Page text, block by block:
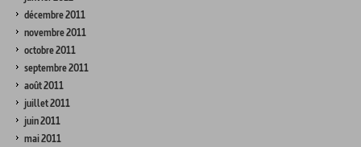
décembre 2011
novembre 2011
octobre 2011
septembre 2011
août 2011
juillet 2011
juin 2011
mai 2011